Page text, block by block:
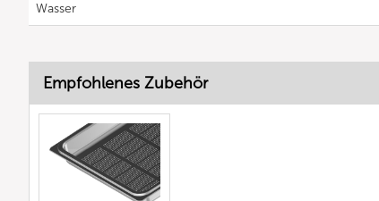
Wasser
Empfohlenes Zubehör